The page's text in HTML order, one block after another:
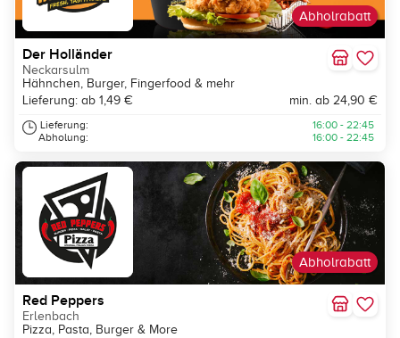
Abholrabatt
Der Holländer
Neckarsulm
Hähnchen, Burger, Fingerfood & mehr
Lieferung: ab 1,49 €
min. ab 24,90 €
Lieferung:
Abholung:
16:00 - 22:45
16:00 - 22:45
Abholrabatt
Red Peppers
Erlenbach
Pizza, Pasta, Burger & More